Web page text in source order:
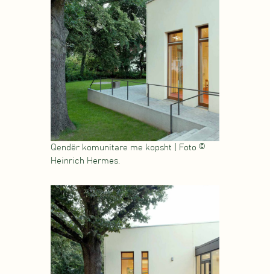
Qendër komunitare me kopsht | Foto ©
Heinrich Hermes.